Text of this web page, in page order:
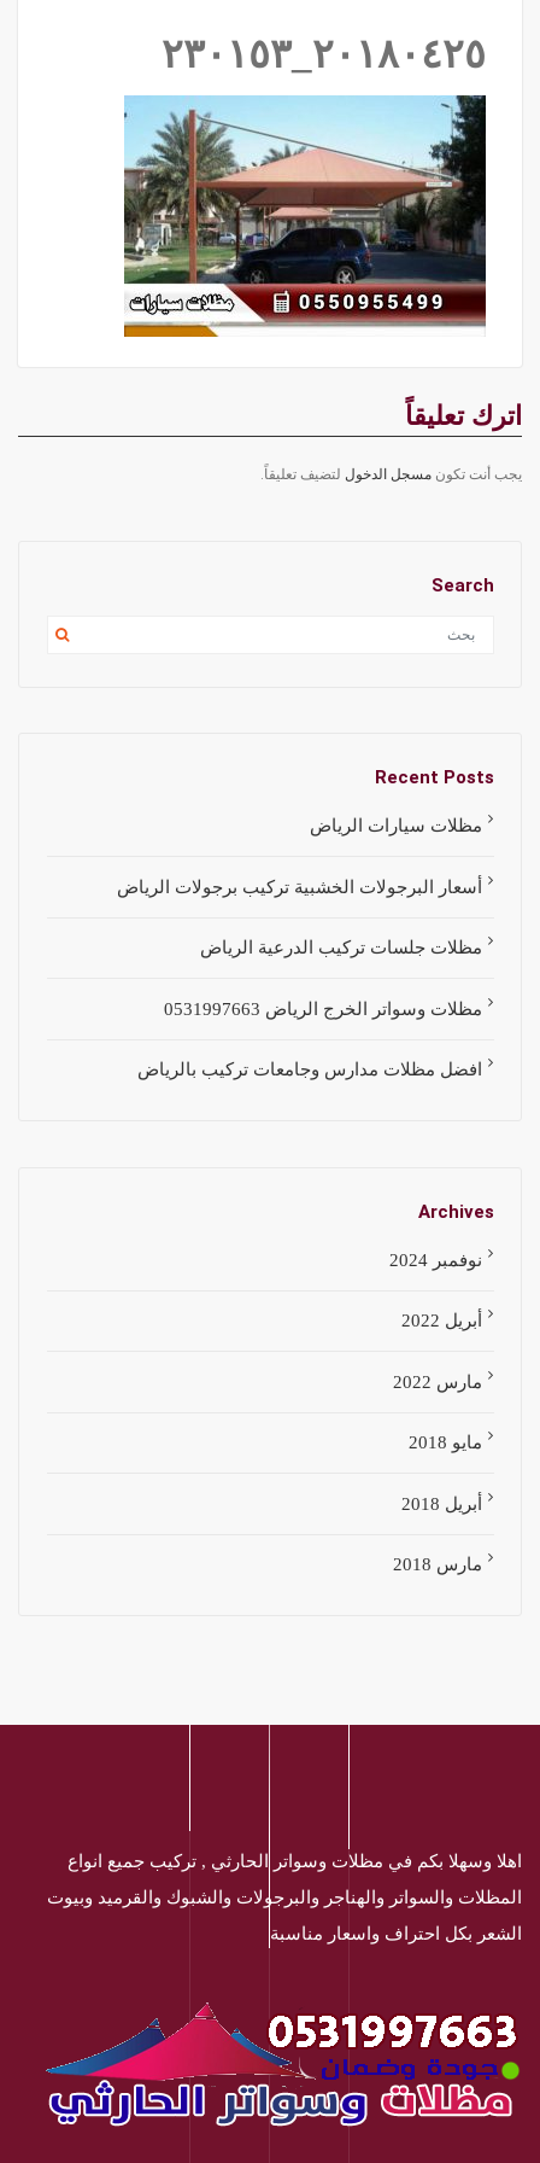
٢٠١٨٠٤٢٥_٢٣٠١٥٣
اترك تعليقاً
يجب أنت تكون مسجل الدخول لتضيف تعليقاً.
Search
Recent Posts
مظلات سيارات الرياض
أسعار البرجولات الخشبية تركيب برجولات الرياض
مظلات جلسات تركيب الدرعية الرياض
مظلات وسواتر الخرج الرياض 0531997663
افضل مظلات مدارس وجامعات تركيب بالرياض
Archives
نوفمبر 2024
أبريل 2022
مارس 2022
مايو 2018
أبريل 2018
مارس 2018
اهلا وسهلا بكم في مظلات وسواتر الحارثي , تركيب جميع انواع
المظلات والسواتر والهناجر والبرجولات والشبوك والقرميد وبيوت
الشعر بكل احتراف واسعار مناسبة